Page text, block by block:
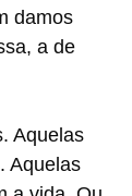
damos
a de
Aquelas
Aquelas